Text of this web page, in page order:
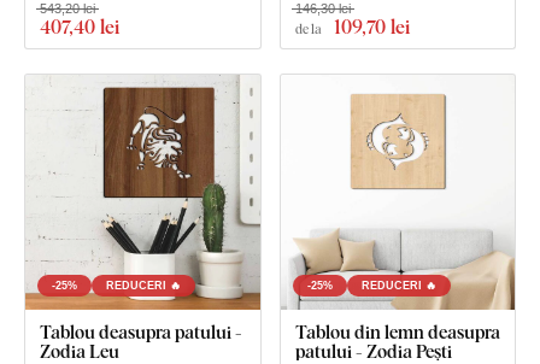
407,40 lei
543,20 lei
de la 109,70 lei
146,30 lei
-25% REDUCERI 🔥
Tablou deasupra patului -
Zodia Leu
-25% REDUCERI 🔥
Tablou din lemn deasupra
patului - Zodia Pești